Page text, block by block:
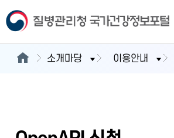
소개마당 이용안내